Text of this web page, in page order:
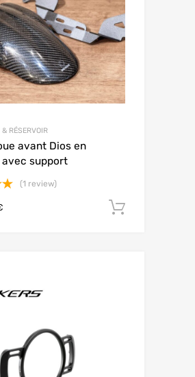
RÉSERVOIR
avant Dios en
support
(1 review)